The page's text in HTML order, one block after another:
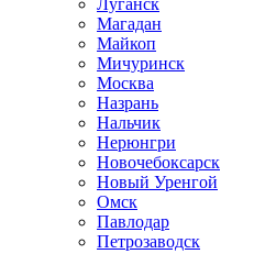
Луганск
Магадан
Майкоп
Мичуринск
Москва
Назрань
Нальчик
Нерюнгри
Новочебоксарск
Новый Уренгой
Омск
Павлодар
Петрозаводск